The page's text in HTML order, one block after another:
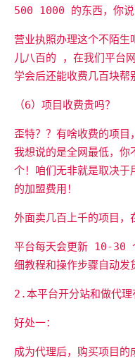
500 1000 的东西，你说
营业执照办理这个不陌
儿八百的 ，在我们平台
学会后还能收费几百块帮
（6）项目收费贵吗？
歪特？？有啥收费的项目
我想说的是全网最低，
个！咱们无非就是取决于
的加盟费用！
外面卖几百上千的项目，
平台每天会更新 10-30
细教程和操作步骤自动发
2.本平台开分站和做代理
好处一：
成为代理后，购买项目的